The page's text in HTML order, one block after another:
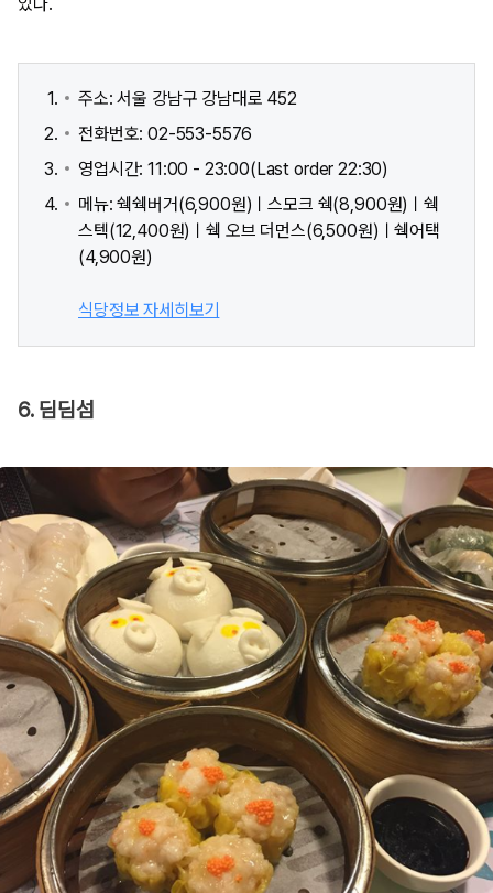
주소: 서울 강남구 강남대로 452
전화번호: 02-553-5576
영업시간: 11:00 - 23:00(Last order 22:30)
메뉴: 쉑쉑버거(6,900원)ㅣ스모크 쉑(8,900원)ㅣ쉑
스텍(12,400원)ㅣ쉑 오브 더먼스(6,500원)ㅣ쉑어택
(4,900원)
식당정보 자세히보기
6. 딤딤섬